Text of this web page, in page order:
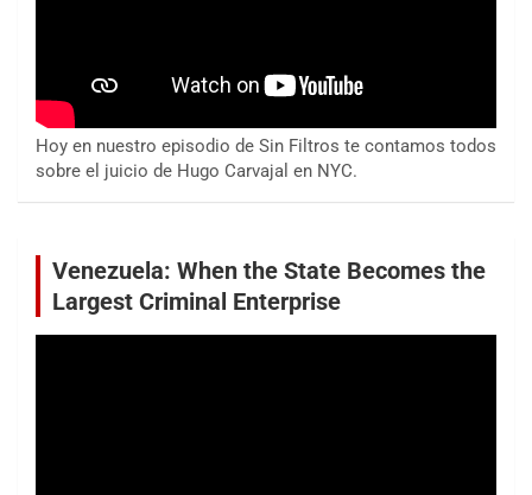
Hoy en nuestro episodio de Sin Filtros te contamos todos
sobre el juicio de Hugo Carvajal en NYC.
Venezuela: When the State Becomes the
Largest Criminal Enterprise